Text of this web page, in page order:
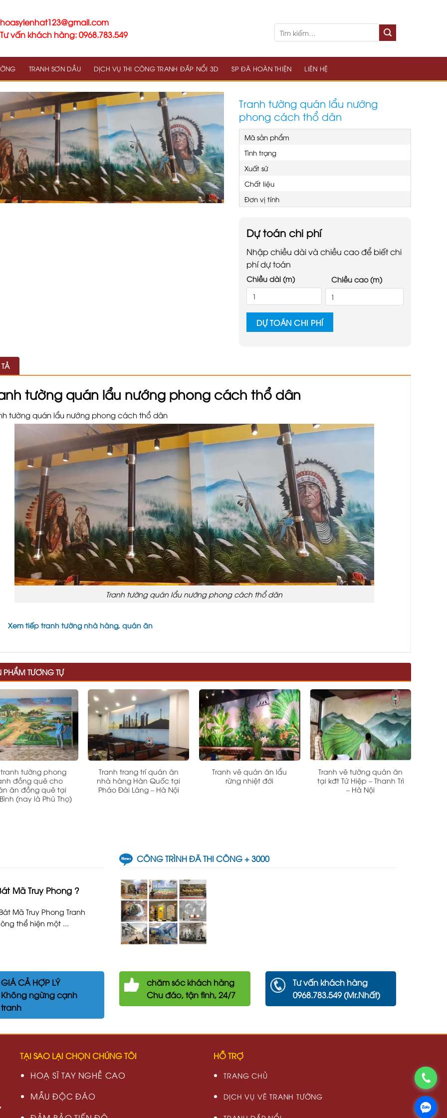
hoasylenhat123@gmail.com
Tư vấn khách hàng: 0968.783.549
TRANH SƠN DẦU DỊCH VỤ THI CÔNG TRANH ĐẮP NỔI 3D SP ĐÃ HOÀN THIỆN LIÊN HỆ
Tranh tường quán lẩu nướng
phong cách thổ dân
Mã sản phẩm
Tình trạng
Xuất sứ
Chất liệu
Đơn vị tính
Dự toán chi phí
Nhập chiều dài và chiều cao để biết chi
phí dự toán
Chiều dài (m) Chiều cao (m)
DỰ TOÁN CHI PHÍ
tường quán lẩu nướng phong cách thổ dân
tường quán lẩu nướng phong cách thổ dân
Tranh tường quán lẩu nướng phong cách thổ dân
Xem tiếp tranh tường nhà hàng, quán ăn
PHẨM TƯƠNG TỰ
tường phong
đồng quê cho
ăn đồng quê tại
(nay là Phú Thọ)
Tranh trang trí quán ăn
nhà hàng Hàn Quốc tại
Pháo Đài Láng – Hà Nội
Tranh vẽ quán ăn lẩu
rừng nhiệt đới
Tranh vẽ tường quán ăn
tại kđt Tứ Hiệp – Thanh Trì
– Hà Nội
Mã Truy Phong ?
Mã Truy Phong Tranh
thể hiện một ...
CÔNG TRÌNH ĐÃ THI CÔNG + 3000
GIÁ CẢ HỢP LÝ
Không ngừng cạnh
tranh
chămsóc khách hàng
Chu đáo, tận tình, 24/7
Tư vấn khách hàng
0968.783.549 (Mr.Nhất)
TẠI SAO LẠI CHỌN CHÚNG TÔI
HOẠ SĨ TAY NGHỀ CAO
MẪU ĐỘC ĐÁO
HỖ TRỢ
TRANG CHỦ
DỊCH VỤ VẼ TRANH TƯỜNG